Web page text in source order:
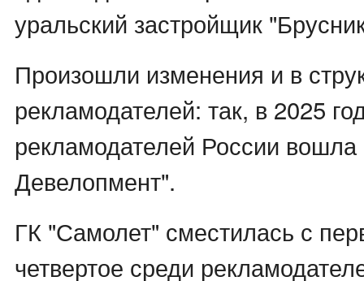
уральский застройщик
Произошли изменения и в
рекламодателей: так, в 2025
рекламодателей России
Девелопмент".
ГК "Самолет" сместилась с
четвертое среди